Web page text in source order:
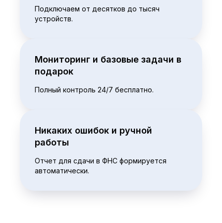
Подключаем от десятков до тысяч
устройств.
Мониторинг и базовые задачи в
подарок
Полный контроль 24/7 бесплатно.
Никаких ошибок и ручной
работы
Отчет для сдачи в ФНС формируется
автоматически.